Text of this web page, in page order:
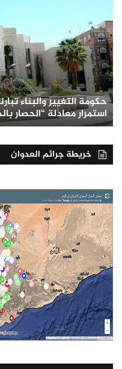
حكومة التغيير والبناء
استمرار معادلة “الحصار
خريطة جرائم العدوان